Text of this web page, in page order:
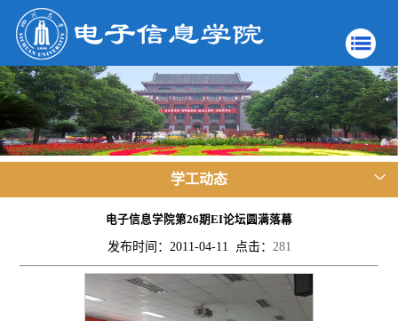
学工动态
电子信息学院第26期EI论坛圆满落幕
发布时间：2011-04-11 点击： 281